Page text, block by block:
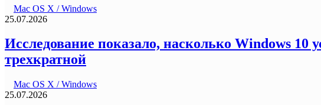
Mac OS X / Windows
25.07.2026
Исследование показало, насколько Windows 10
трехкратной
Mac OS X / Windows
25.07.2026